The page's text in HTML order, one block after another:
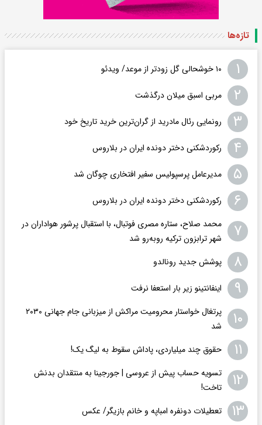
تازه‌ها
۱ ۱۰ خوشحالی گل زودتر از موعد/ ویدئو
۲ مربی اسبق میلان درگذشت
۳ رونمایی رئال مادرید از گران‌ترین خرید تاریخ خود
۴ رکوردشکنی دختر دونده ایران در بلاروس
۵ مدیرعامل پرسپولیس سفیر افتخاری چوگان شد
۶ رکوردشکنی دختر دونده ایران در بلاروس
۷
محمد صلاح، ستاره مصری فوتبال، با استقبال پرشور هواداران در
شهر ترابزون ترکیه روبه‌رو شد
۸ پوشش جدید رونالدو
۹ اینفانتینو زیر بار استعفا نرفت
۱۰
پرتغال خواستار محرومیت مراکش از میزبانی جام جهانی ۲۰۳۰
شد
۱۱ حقوق چند میلیاردی، پاداش سقوط به لیگ یک!
۱۲
تسویه حساب پیش از عروسی | جورجینا به منتقدان بدنش
تاخت!
۱۳ تعطیلات دونفره امباپه و خانم بازیگر/ عکس